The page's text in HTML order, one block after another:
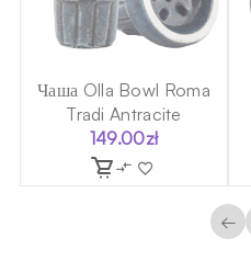
Чаша Olla Bowl Roma
Tradi Antracite
149.00zł
←